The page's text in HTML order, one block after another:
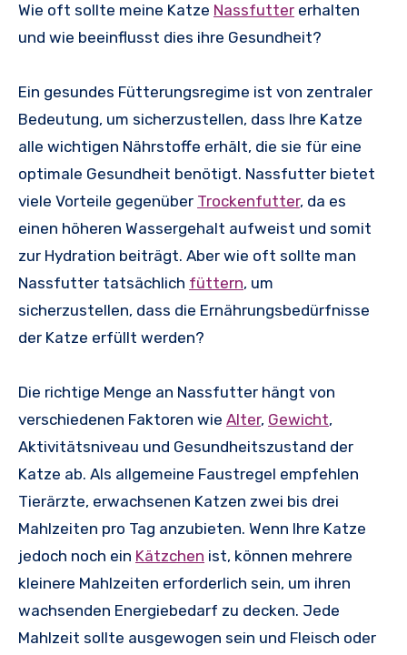
Wie oft sollte meine Katze Nassfutter erhalten
und wie beeinflusst dies ihre Gesundheit?
Ein gesundes Fütterungsregime ist von zentraler
Bedeutung, um sicherzustellen, dass Ihre Katze
alle wichtigen Nährstoffe erhält, die sie für eine
optimale Gesundheit benötigt. Nassfutter bietet
viele Vorteile gegenüber Trockenfutter, da es
einen höheren Wassergehalt aufweist und somit
zur Hydration beiträgt. Aber wie oft sollte man
Nassfutter tatsächlich füttern, um
sicherzustellen, dass die Ernährungsbedürfnisse
der Katze erfüllt werden?
Die richtige Menge an Nassfutter hängt von
verschiedenen Faktoren wie Alter, Gewicht,
Aktivitätsniveau und Gesundheitszustand der
Katze ab. Als allgemeine Faustregel empfehlen
Tierärzte, erwachsenen Katzen zwei bis drei
Mahlzeiten pro Tag anzubieten. Wenn Ihre Katze
jedoch noch ein Kätzchen ist, können mehrere
kleinere Mahlzeiten erforderlich sein, um ihren
wachsenden Energiebedarf zu decken. Jede
Mahlzeit sollte ausgewogen sein und Fleisch oder